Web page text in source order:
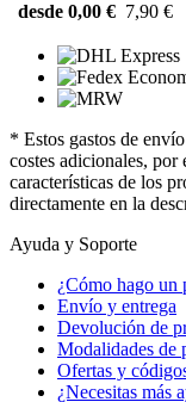
desde 0,00 € 7,90 €
* Estos gastos de
costes adicionales,
características de los
directamente en la
Ayuda y Soporte
¿Cómo hago un
Envío y entrega
Devolución de
Modalidades de
Ofertas y
¿Necesitas más